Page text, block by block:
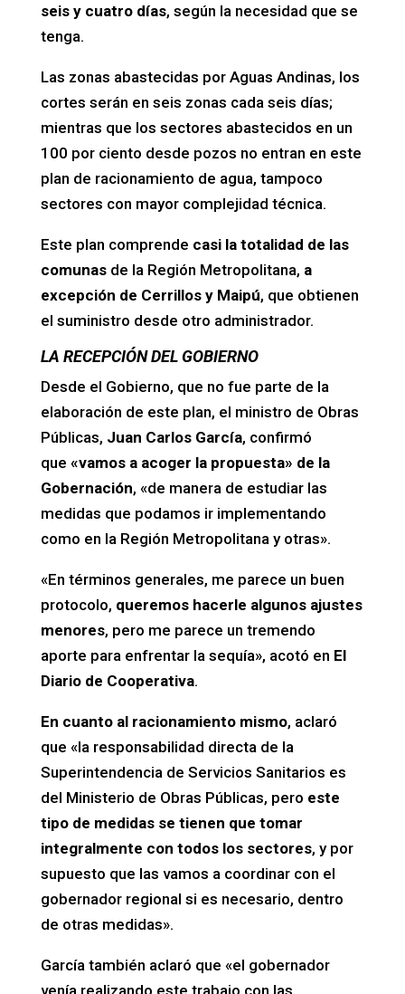
seis y cuatro días, según la necesidad que se
tenga.
Las zonas abastecidas por Aguas Andinas, los
cortes serán en seis zonas cada seis días;
mientras que los sectores abastecidos en un
100 por ciento desde pozos no entran en este
plan de racionamiento de agua, tampoco
sectores con mayor complejidad técnica.
Este plan comprende casi la totalidad de las
comunasde la Región Metropolitana, a
excepción de Cerrillos y Maipú, que obtienen
el suministro desde otro administrador.
LA RECEPCIÓN DEL GOBIERNO
Desde el Gobierno, que no fue parte de la
elaboración de este plan, el ministro de Obras
Públicas, Juan Carlos García, confirmó
que «vamos a acoger la propuesta» de la
Gobernación, «de manera de estudiar las
medidas que podamos ir implementando
como en la Región Metropolitana y otras».
«En términos generales, me parece un buen
protocolo, queremos hacerle algunos ajustes
menores, pero me parece un tremendo
aporte para enfrentar la sequía», acotó en El
Diario de Cooperativa.
En cuanto al racionamiento mismo, aclaró
que «la responsabilidad directa de la
Superintendencia de Servicios Sanitarios es
del Ministerio de Obras Públicas, pero este
tipo de medidas se tienen que tomar
integralmente con todos los sectores, y por
supuesto que las vamos a coordinar con el
gobernador regional si es necesario, dentro
de otras medidas».
García también aclaró que «el gobernador
venía realizando este trabajo con las